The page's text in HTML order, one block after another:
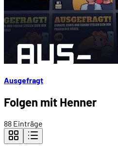
Ausgefragt
Folgen mit Henner
88 Einträge